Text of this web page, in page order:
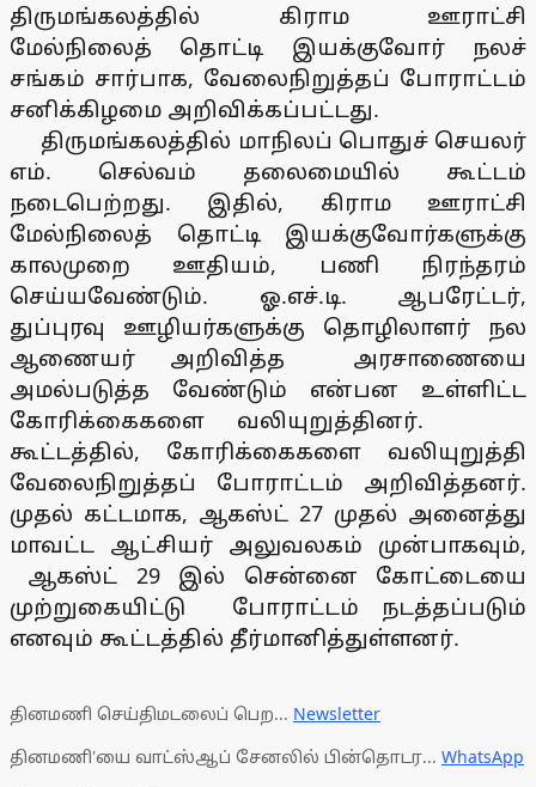
திருமங்கலத்தில் கிராம ஊராட்சி
மேல்நிலைத் தொட்டி இயக்குவோர் நலச்
சங்கம் சார்பாக, வேலைநிறுத்தப் போராட்டம்
சனிக்கிழமை அறிவிக்கப்பட்டது.
திருமங்கலத்தில் மாநிலப் பொதுச் செயலர்
எம். செல்வம் தலைமையில் கூட்டம்
நடைபெற்றது. இதில், கிராம ஊராட்சி
மேல்நிலைத் தொட்டி இயக்குவோர்களுக்கு
காலமுறை ஊதியம், பணி நிரந்தரம்
செய்யவேண்டும். ஓ.எச்.டி. ஆபரேட்டர்,
துப்புரவு ஊழியர்களுக்கு தொழிலாளர் நல
ஆணையர் அறிவித்த அரசாணையை
அமல்படுத்த வேண்டும் என்பன உள்ளிட்ட
கோரிக்கைகளை வலியுறுத்தினர்.
கூட்டத்தில், கோரிக்கைகளை வலியுறுத்தி
வேலைநிறுத்தப் போராட்டம் அறிவித்தனர்.
முதல் கட்டமாக, ஆகஸ்ட் 27 முதல் அனைத்து
மாவட்ட ஆட்சியர் அலுவலகம் முன்பாகவும்,
ஆகஸ்ட் 29 இல் சென்னை கோட்டையை
முற்றுகையிட்டு போராட்டம் நடத்தப்படும்
எனவும் கூட்டத்தில் தீர்மானித்துள்ளனர்.
தினமணி செய்திமடலைப் பெற... Newsletter
தினமணி'யை வாட்ஸ்ஆப் சேனலில் பின்தொடர... WhatsApp